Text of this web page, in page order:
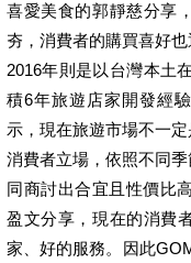
喜愛美食的郭靜慈分享
夯，消費者的購買喜好
2016年則是以台灣本土
積6年旅遊店家開發經
示，現在旅遊市場不一
消費者立場，依照不同
同商討出合宜且性價比
盈文分享，現在的消費
家、好的服務。因此